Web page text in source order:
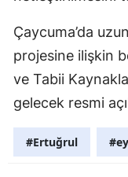
Çaycuma’da
projesine ilişkin
ve Tabii
gelecek resmi
#Ertuğrul